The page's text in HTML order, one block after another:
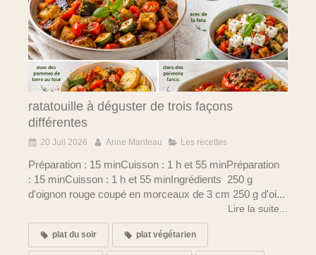
ratatouille à déguster de trois façons
différentes
20 Juil 2026 Anne Manteau Les recettes
Préparation : 15 minCuisson : 1 h et 55 minPréparation
: 15 minCuisson : 1 h et 55 minIngrédients 250 g
d'oignon rouge coupé en morceaux de 3 cm 250 g d'oi...
Lire la suite...
plat du soir plat végétarien